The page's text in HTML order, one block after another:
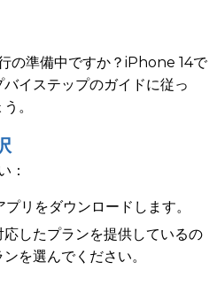
の準備中ですか？iPhone 14で
イステップのガイドに従っ
。
：
リをダウンロードします。
したプランを提供しているの
を選んでください。